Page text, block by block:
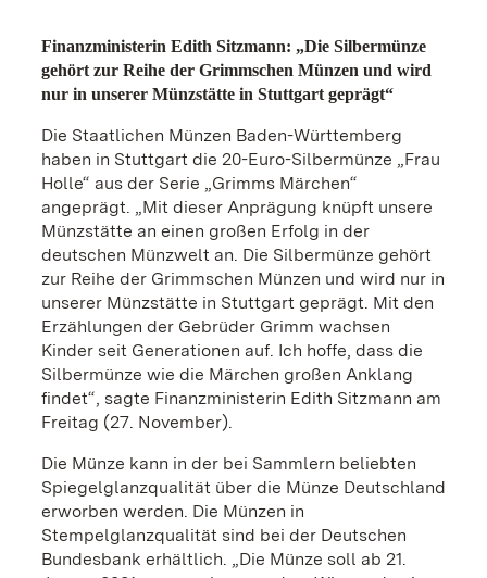
Finanzministerin Edith Sitzmann: „Die Silbermünze
gehört zur Reihe der Grimmschen Münzen und wird
nur in unserer Münzstätte in Stuttgart geprägt“
Die Staatlichen Münzen Baden-Württemberg
haben in Stuttgart die 20-Euro-Silbermünze „Frau
Holle“ aus der Serie „Grimms Märchen“
angeprägt. „Mit dieser Anprägung knüpft unsere
Münzstätte an einen großen Erfolg in der
deutschen Münzwelt an. Die Silbermünze gehört
zur Reihe der Grimmschen Münzen und wird nur in
unserer Münzstätte in Stuttgart geprägt. Mit den
Erzählungen der Gebrüder Grimm wachsen
Kinder seit Generationen auf. Ich hoffe, dass die
Silbermünze wie die Märchen großen Anklang
findet“, sagte Finanzministerin Edith Sitzmann am
Freitag (27. November).
Die Münze kann in der bei Sammlern beliebten
Spiegelglanzqualität über die Münze Deutschland
erworben werden. Die Münzen in
Stempelglanzqualität sind bei der Deutschen
Bundesbank erhältlich. „Die Münze soll ab 21.